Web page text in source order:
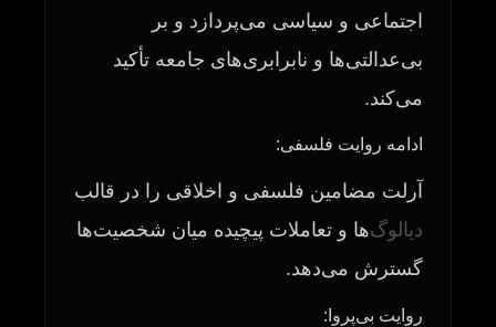
اجتماعی و سیاسی می‌پردازد و بر
بی‌عدالتی‌ها و نابرابری‌های جامعه تأکید
می‌کند.
ادامه روایت فلسفی:
آرلت مضامین فلسفی و اخلاقی را در قالب
دیالوگ‌ها و تعاملات پیچیده میان شخصیت‌ها
گسترش می‌دهد.
روایت بی‌پروا: